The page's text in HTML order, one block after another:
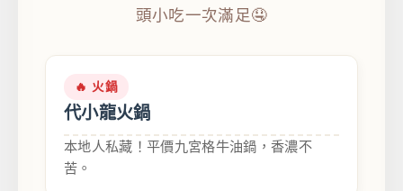
頭小吃一次滿足🤤
🔥 火鍋
代小龍火鍋
本地人私藏！平價九宮格牛油鍋，香濃不
苦。